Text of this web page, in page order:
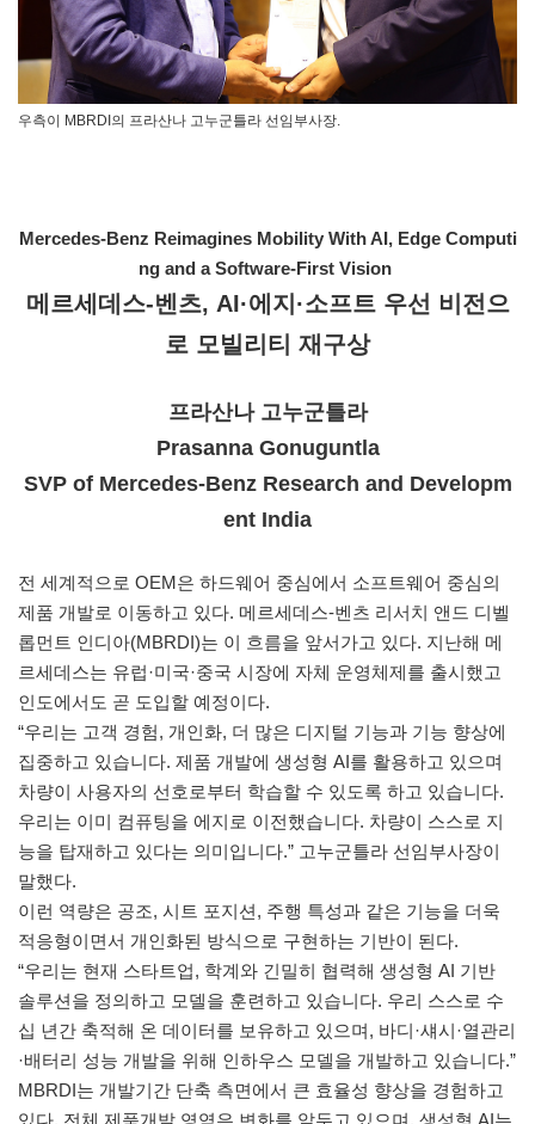
우측이 MBRDI의 프라산나 고누군틀라 선임부사장.
Mercedes-Benz Reimagines Mobility With AI, Edge Computi
ng and a Software-First Vision
메르세데스-벤츠, AI·에지·소프트 우선 비전으
로 모빌리티 재구상
프라산나 고누군틀라
Prasanna Gonuguntla
SVP of Mercedes-Benz Research and Developm
ent India
전 세계적으로 OEM은 하드웨어 중심에서 소프트웨어 중심의
제품 개발로 이동하고 있다. 메르세데스-벤츠 리서치 앤드 디벨
롭먼트 인디아(MBRDI)는 이 흐름을 앞서가고 있다. 지난해 메
르세데스는 유럽·미국·중국 시장에 자체 운영체제를 출시했고
인도에서도 곧 도입할 예정이다.
“우리는 고객 경험, 개인화, 더 많은 디지털 기능과 기능 향상에
집중하고 있습니다. 제품 개발에 생성형 AI를 활용하고 있으며
차량이 사용자의 선호로부터 학습할 수 있도록 하고 있습니다.
우리는 이미 컴퓨팅을 에지로 이전했습니다. 차량이 스스로 지
능을 탑재하고 있다는 의미입니다.” 고누군틀라 선임부사장이
말했다.
이런 역량은 공조, 시트 포지션, 주행 특성과 같은 기능을 더욱
적응형이면서 개인화된 방식으로 구현하는 기반이 된다.
“우리는 현재 스타트업, 학계와 긴밀히 협력해 생성형 AI 기반
솔루션을 정의하고 모델을 훈련하고 있습니다. 우리 스스로 수
십 년간 축적해 온 데이터를 보유하고 있으며, 바디·섀시·열관리
·배터리 성능 개발을 위해 인하우스 모델을 개발하고 있습니다.”
MBRDI는 개발기간 단축 측면에서 큰 효율성 향상을 경험하고